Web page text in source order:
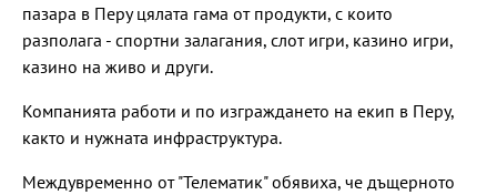
пазара в Перу цялата гама от продукти, с които
разполага - спортни залагания, слот игри, казино игри,
казино на живо и други.
Компанията работи и по изграждането на екип в Перу,
както и нужната инфраструктура.
Междувременно от "Телематик" обявиха, че дъщерното